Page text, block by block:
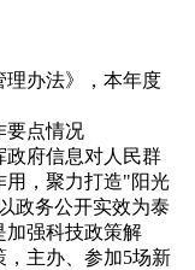
理办法》，本年度
要点情况
政府信息对人民群
用，聚力打造"阳光
政务公开实效为泰
加强科技政策解
主办、参加5场新